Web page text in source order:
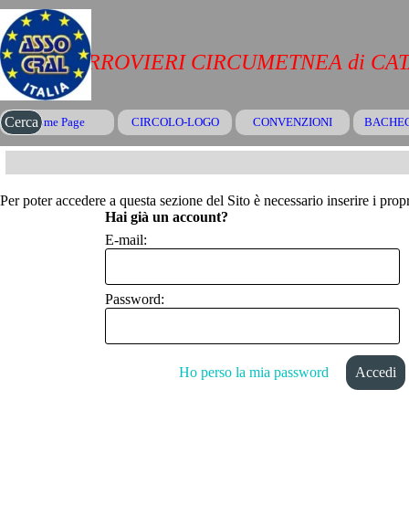
Vai ai contenuti
Salta menù
Home Page CIRCOLO-LOGO ▼
CONVENZIONI
CRAL FERROVIERI CIRCUMETNEA di
Cerca
Per poter accedere a questa sezione del Sito è necessario inserire i
Hai già un account?
E-mail:
Password:
Ho perso la mia password